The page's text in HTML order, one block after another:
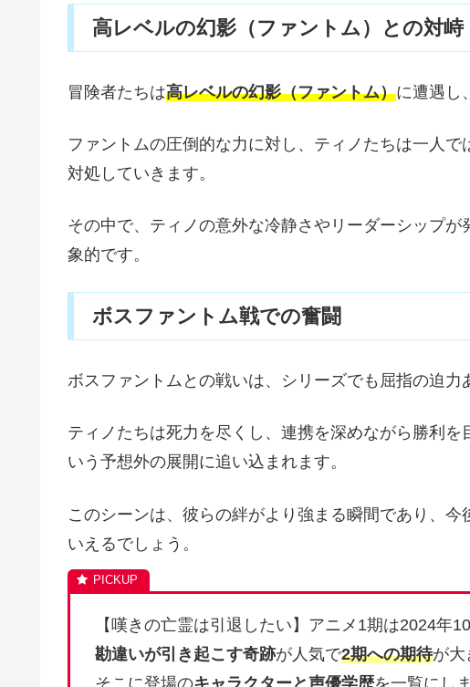
高レベルの幻影（ファントム）との対峙
冒険者たちは高レベルの幻影（ファントム）に遭遇し
ファントムの圧倒的な力に対し、ティノたちは一人
対処していきます。
その中で、ティノの意外な冷静さやリーダーシップ
象的です。
ボスファントム戦での奮闘
ボスファントムとの戦いは、シリーズでも屈指の迫力
ティノたちは死力を尽くし、連携を深めながら勝利を
いう予想外の展開に追い込まれます。
このシーンは、彼らの絆がより強まる瞬間であり、
いえるでしょう。
【嘆きの亡霊は引退したい】アニメ1期は2024年
勘違いが引き起こす奇跡が人気で2期への期待が大
そこに登場のキャラクターと声優学歴を一覧にし